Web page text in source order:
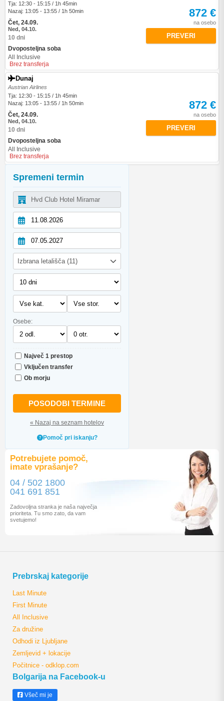
Spremeni termin
Izbrana letališča (11)
Osebe:
Največ 1 prestop
Vključen transfer
Ob morju
POSODOBI TERMINE
« Nazaj na seznam hotelov
Pomoč pri iskanju?
Potrebujete pomoč,
imate vprašanje?
04 / 502 1800
041 691 851
Zadovoljna stranka je naša največja
prioriteta. Tu smo zato, da vam
svetujemo!
Tja: 12:30 - 15:15 / 1h 45min
Nazaj: 13:05 - 13:55 / 1h 50min
Čet, 24.09.
Ned, 04.10.
10 dni
Dvoposteljna soba
All Inclusive
Brez transferja
872 €
na osebo
PREVERI
Dunaj
Austrian Airlines
Tja: 12:30 - 15:15 / 1h 45min
Nazaj: 13:05 - 13:55 / 1h 50min
Čet, 24.09.
Ned, 04.10.
10 dni
Dvoposteljna soba
All Inclusive
Brez transferja
872 €
na osebo
PREVERI
Prebrskaj kategorije
Last Minute
First Minute
All Inclusive
Za družine
Odhodi iz Ljubljane
Zemljevid + lokacije
Počitnice - odklop.com
Bolgarija na Facebook-u
Všeč mi je